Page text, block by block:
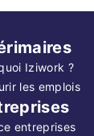
Iziwork ?
les emplois
entreprises